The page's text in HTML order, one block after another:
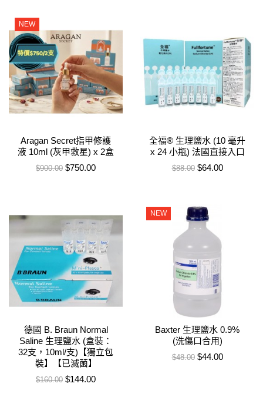
NEW
Aragan Secret指甲修護
液 10ml (灰甲救星) x 2盒
售價
$900.00 特價
$750.00
全福® 生理鹽水 (10 毫升
x 24 小瓶) 法國直接入口
售價
$88.00 特價
$64.00
德國 B. Braun Normal
Saline 生理鹽水 (盒裝：
32支，10ml/支)【獨立包
裝】【已滅菌】
售價
$160.00 特價
$144.00
NEW
Baxter 生理鹽水 0.9%
(洗傷口合用)
售價
$48.00 特價
$44.00